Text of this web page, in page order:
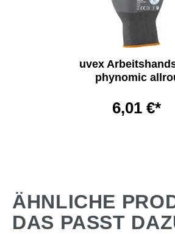
uvex
phynomic
6,01 €*
ÄHNLICHE
DAS PASST